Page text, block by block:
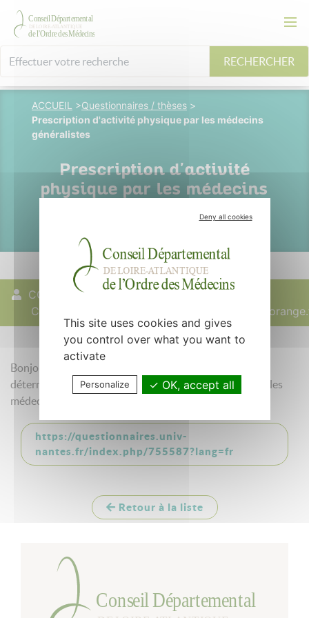
RECHERCHER
ACCUEIL >Questionnaires / thèses >
Prescription d'activité physique par les médecins
généralistes
Prescription d'activité
physique par les médecins
COMPAGNE
Cyprien
Bonjour voici mon questionnaire sur les pratiques et
déterminants de la prescription d'activité physique par les
médecins généralistes
https://questionnaires.univ-
nantes.fr/index.php/755587?lang=fr
Retour à la liste
Deny all cookies
This site uses cookies and gives
you control over what you want to
activate
Personalize OK, accept all